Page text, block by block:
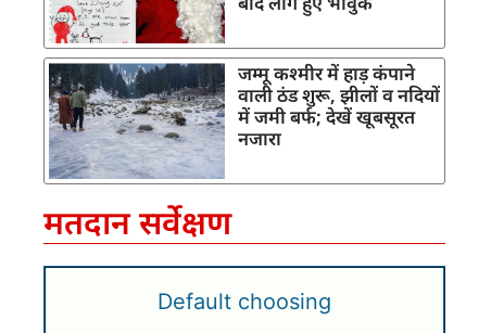
जम्मू कश्मीर में हाड़ कंपाने
वाली ठंड शुरू, झीलों व नदियों
में जमी बर्फ; देखें खूबसूरत
नजारा
मतदान सर्वेक्षण
Default choosing